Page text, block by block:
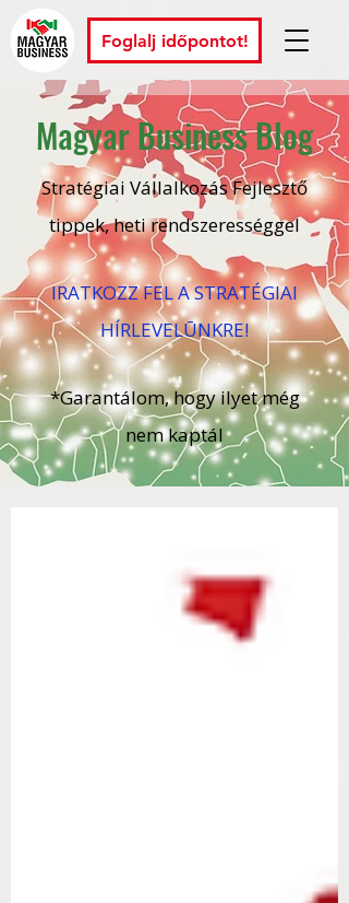
Foglalj időpontot!
Magyar Business Blog
Stratégiai Vállalkozás Fejlesztő
tippek, heti rendszerességgel
IRATKOZZ FEL A STRATÉGIAI
HÍRLEVELŪNKRE!
*Garantálom, hogy ilyet még
nem kaptál